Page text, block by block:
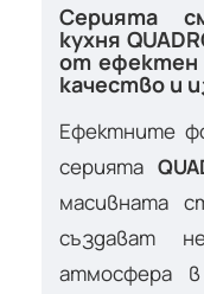
Серията
кухня
от ефектен
качество и
Ефектните
серията
масивната
създават
атмосфера